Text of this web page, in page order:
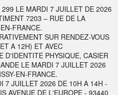
LE MARDI 7 JUILLET DE 2026
7203 – RUE DE LA
FRANCE.
SUR RENDEZ-VOUS
A 12H) ET AVEC
D'IDENTITE PHYSIQUE, CASIER
LE MARDI 7 JUILLET 2026
EN-FRANCE.
7 JUILLET 2026 DE 10H A 14H -
AVENUE DE L'EUROPE - 93440